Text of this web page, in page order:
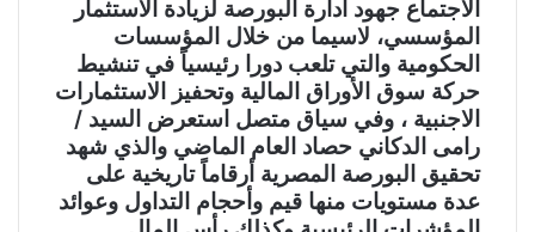
الاجتماع جهود ادارة البورصة لزيادة الاستثمار
المؤسسي، لاسيما من خلال المؤسسات
الحكومية والتي تلعب دورا رئيسياً في تنشيط
حركة سوق الأوراق المالية وتحفيز الاستثمارات
الاجنبية ، وفي سياق متصل استعرض السيد /
رامى الدكاني حصاد العام الماضي والذي شهد
تحقيق البورصة المصرية أرقاماً تاريخية على
عدة مستويات منها قيم وأحجام التداول وعوائد